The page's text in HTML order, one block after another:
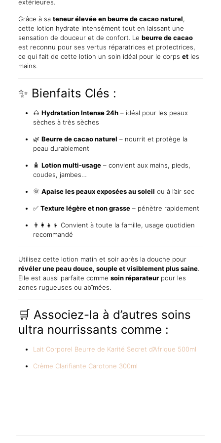
extérieures.
Grâce à sa teneur élevée en beurre de cacao naturel,
cette lotion hydrate intensément tout en laissant une
sensation de douceur et de confort. Le beurre de cacao
est reconnu pour ses vertus réparatrices et protectrices,
ce qui fait de cette lotion un soin idéal pour le corps etles
mains.
✨ Bienfaits Clés :
🌰 Hydratation Intense 24h– idéal pour les peaux
sèches à très sèches
🌿 Beurre de cacao naturel – nourrit et protège la
peau durablement
🧴 Lotion multi-usage– convient aux mains, pieds,
coudes, jambes…
🌞 Apaise les peaux exposées au soleil ou à l’air sec
✅ Texture légère et non grasse– pénètre rapidement
👨‍👩‍👧‍👦 Convient à toute la famille, usage quotidien
recommandé
Utilisez cette lotion matin et soir après la douche pour
révéler une peau douce, souple et visiblement plus saine.
Elle est aussi parfaite comme soin réparateurpour les
zones rugueuses ou abîmées.
🛒 Associez-la à d’autres soins
ultra nourrissants comme :
Lait Corporel Beurre de Karité Secret d’Afrique 500ml
Crème Clarifiante Carotone 300ml